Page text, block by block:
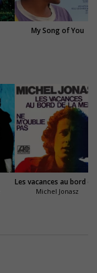
My Song of You
Michel Jonasz